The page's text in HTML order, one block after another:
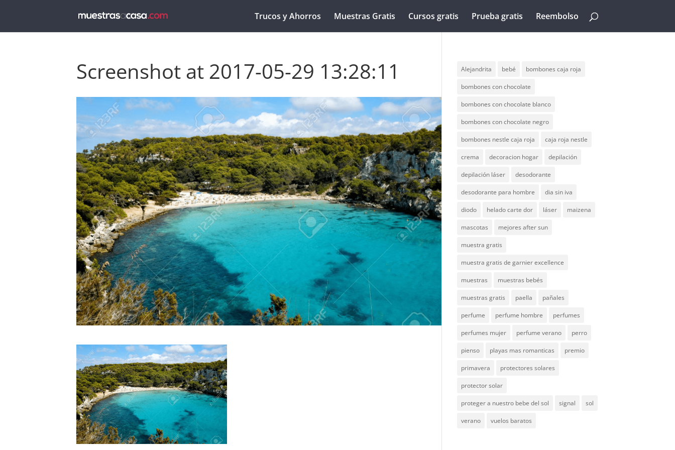
Trucos y Ahorros Muestras Gratis Cursos gratis Prueba gratis Reembolso
Screenshot at 2017-05-29 13:28:11 Alejandrita bebé bombones caja roja
bombones con chocolate
bombones con chocolate blanco
bombones con chocolate negro
bombones nestle caja roja caja roja nestle
crema decoracion hogar depilación
depilación láser desodorante
desodorante para hombre dia sin iva
diodo helado carte dor láser maizena
mascotas mejores after sun
muestra gratis
muestra gratis de garnier excellence
muestras muestras bebés
muestras gratis paella pañales
perfume perfume hombre perfumes
perfumes mujer perfume verano perro
pienso playas mas romanticas premio
primavera protectores solares
protector solar
proteger a nuestro bebe del sol signal sol
verano vuelos baratos